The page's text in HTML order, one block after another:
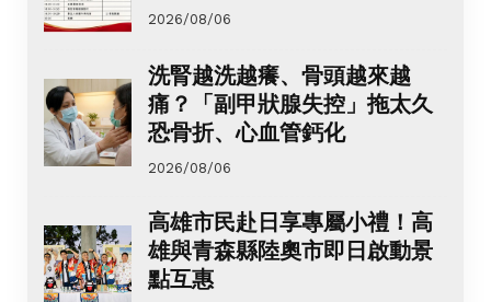
2026/08/06
洗腎越洗越癢、骨頭越來越
痛？「副甲狀腺失控」拖太久
恐骨折、心血管鈣化
2026/08/06
高雄市民赴日享專屬小禮！高
雄與青森縣陸奧市即日啟動景
點互惠